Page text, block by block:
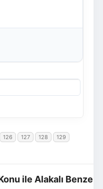
126 127 128
129
ile Alakalı Benzer